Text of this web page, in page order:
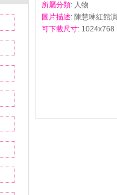
所屬分類: 人物
圖片描述: 陳慧琳紅館
可下載尺寸: